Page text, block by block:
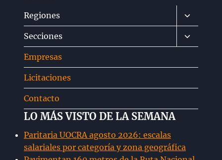
Regiones
Alternar
menú
hijo
Secciones
Alternar
menú
Empresas
Licitaciones
Contacto
LO MÁS VISTO DE LA SEMANA
Paritaria UOCRA agosto 2026: escalas
salariales por categoría y zona geográfica